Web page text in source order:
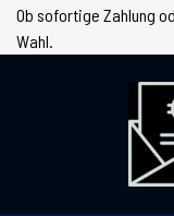
Ob sofortige Zahlung
Wahl.